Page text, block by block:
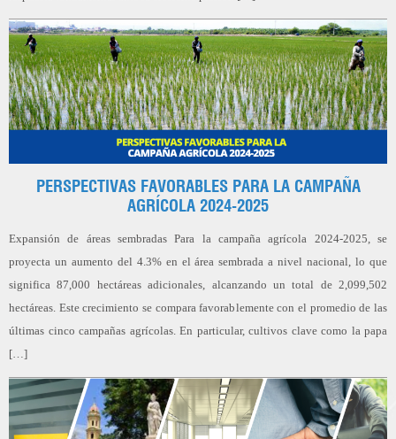
PERSPECTIVAS FAVORABLES PARA LA CAMPAÑA
AGRÍCOLA 2024-2025
Expansión de áreas sembradas Para la campaña agrícola 2024-2025, se
proyecta un aumento del 4.3% en el área sembrada a nivel nacional, lo que
significa 87,000 hectáreas adicionales, alcanzando un total de 2,099,502
hectáreas. Este crecimiento se compara favorablemente con el promedio de las
últimas cinco campañas agrícolas. En particular, cultivos clave como la papa
[…]